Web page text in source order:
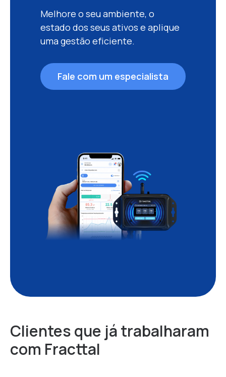
Melhore o seu ambiente, o
estado dos seus ativos e aplique
uma gestão eficiente.
Fale com um especialista
Clientes que já trabalharam
com Fracttal